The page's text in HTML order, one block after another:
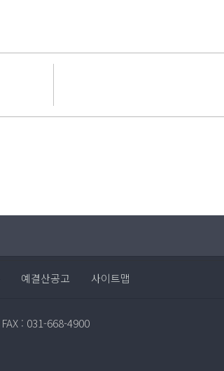
예결산공고 사이트맵
FAX : 031-668-4900